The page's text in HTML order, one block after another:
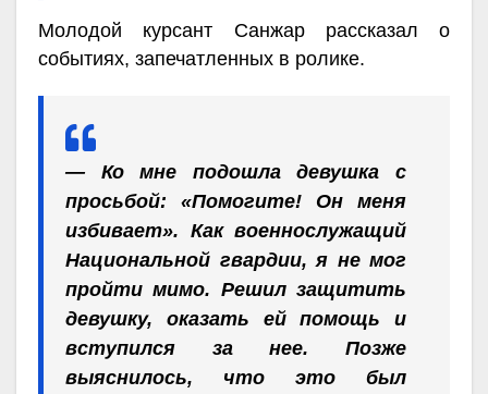
Молодой курсант Санжар рассказал о
событиях, запечатленных в ролике.
— Ко мне подошла девушка с
просьбой: «Помогите! Он меня
избивает». Как военнослужащий
Национальной гвардии, я не мог
пройти мимо. Решил защитить
девушку, оказать ей помощь и
вступился за нее. Позже
выяснилось, что это был